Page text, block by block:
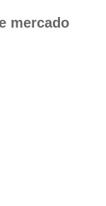
mercado